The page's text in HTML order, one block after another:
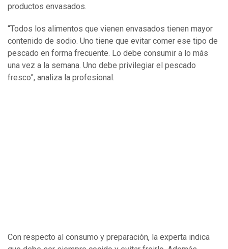
productos envasados.
“Todos los alimentos que vienen envasados tienen mayor
contenido de sodio. Uno tiene que evitar comer ese tipo de
pescado en forma frecuente. Lo debe consumir a lo más
una vez a la semana. Uno debe privilegiar el pescado
fresco”, analiza la profesional.
Con respecto al consumo y preparación, la experta indica